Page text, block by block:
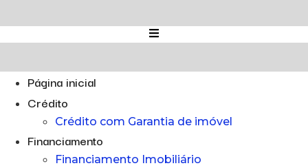
para
o
Página inicial
Crédito
Crédito com Garantia de imóvel
Financiamento
Financiamento Imobiliário